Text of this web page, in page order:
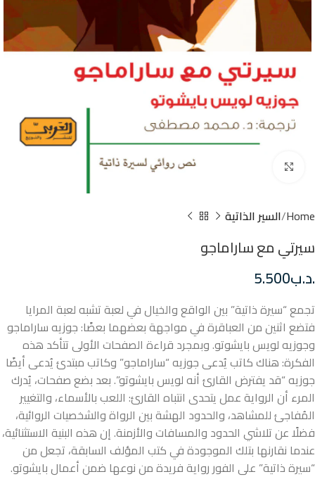
Home السير الذاتية
سيرتي مع ساراماجو
.د.ب5.500
تجمع “سيرة ذاتية” بين الواقع والخيال في لعبة تشبه لعبة المرايا
فتضع اثنين من العباقرة في مواجهة بعضهما بعضًا: جوزيه ساراماجو
وجوزيه لويس بايشوتو. وبمجرد قراءة الصفحات الأولى تتأكد هذه
الفكرة: هناك كاتب يُدعى جوزيه “ساراماجو” وكاتب مبتدئ يُدعى أيضًا
جوزيه “قد يفترض القارئ أنه لويس بايشوتو”. بعد بضع صفحات، يُدرك
المرء أن الرواية عمل يتحدى انتباه القارئ: اللعب بالأسماء، والتغيير
المُفاجئ للمشاهد، والحدود الهشة بين الرواة والشخصيات الروائية،
فضلًا عن تلاشي الحدود والمسافات والأزمنة. إن هذه البنية الاستثنائية،
عندما نقارنها بتلك الموجودة في كتب المؤلف السابقة، تجعل من
“سيرة ذاتية” على الفور رواية فريدة من نوعها ضمن أعمال بايشوتو.